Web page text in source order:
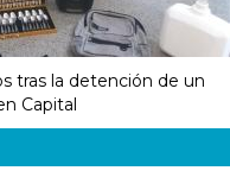
tras la detención de un
Capital